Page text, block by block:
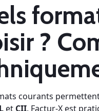
?
courants
et CII. Factur‑X est